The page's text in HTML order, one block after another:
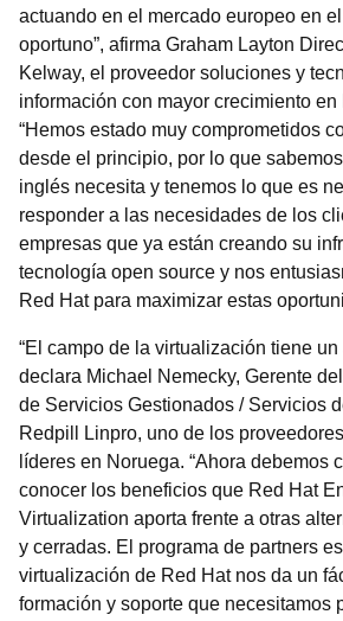
actuando en el mercado europeo en
oportuno”, afirma Graham Layton
Kelway, el proveedor soluciones y
información con mayor crecimiento
“Hemos estado muy comprometidos
desde el principio, por lo que
inglés necesita y tenemos lo que es
responder a las necesidades de los
empresas que ya están creando su
tecnología open source y nos
Red Hat para maximizar estas
“El campo de la virtualización tiene un
declara Michael Nemecky, Gerente
de Servicios Gestionados / Servicios
Redpill Linpro, uno de los
líderes en Noruega. “Ahora debemos
conocer los beneficios que Red Hat
Virtualization aporta frente a otras
y cerradas. El programa de partners
virtualización de Red Hat nos da un
formación y soporte que necesitamos